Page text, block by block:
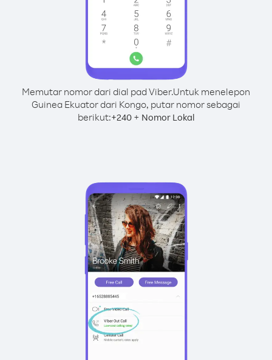
Memutar nomor dari dial pad Viber.Untuk menelepon
Guinea Ekuator dari Kongo, putar nomor sebagai
berikut:+240+ Nomor Lokal